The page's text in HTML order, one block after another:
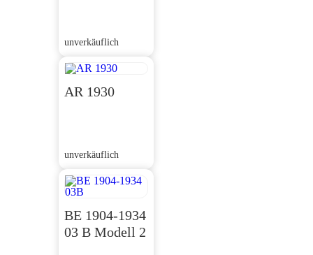
unverkäuflich
AR 1930
unverkäuflich
BE 1904-1934
03 B Modell 2